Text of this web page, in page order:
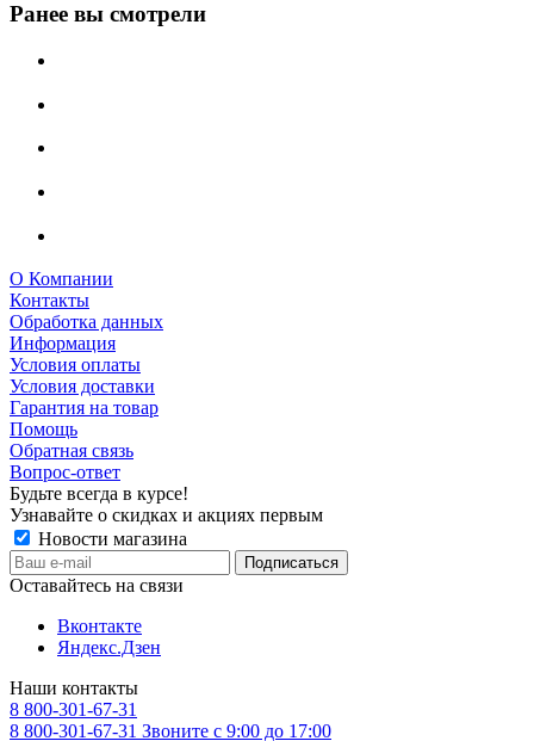
Ранее вы смотрели
О Компании
Контакты
Обработка данных
Информация
Условия оплаты
Условия доставки
Гарантия на товар
Помощь
Обратная связь
Вопрос-ответ
Будьте всегда в курсе!
Узнавайте о скидках и акциях первым
Новости магазина
Оставайтесь на связи
Вконтакте
Яндекс.Дзен
Наши контакты
8 800-301-67-31
8 800-301-67-31 Звоните с 9:00 до 17:00